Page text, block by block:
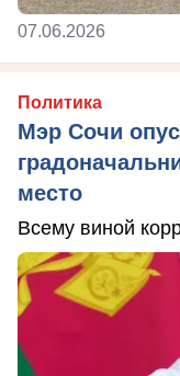
07.06.2026
Политика
Мэр Сочи
место
Всему виной